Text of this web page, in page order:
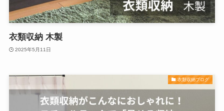
衣類収納 木製
2025年5月11日
衣類収納ブログ